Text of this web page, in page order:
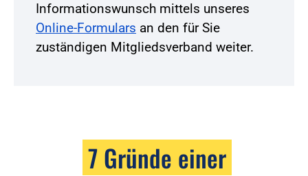
Informationswunsch mittels unseres
Online-Formulars an den für Sie
zuständigen Mitgliedsverband weiter.
7 Gründe einer